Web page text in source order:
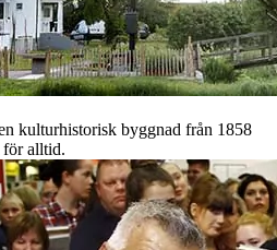
kulturhistorisk byggnad från 1858
för alltid.